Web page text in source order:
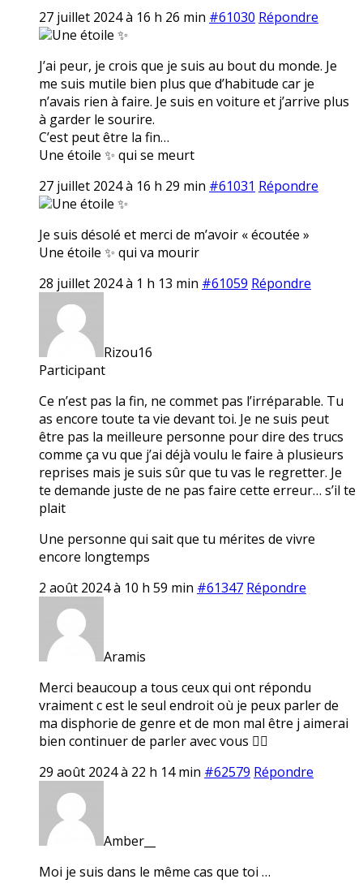
27 juillet 2024 à 16 h 26 min #61030 Répondre
Une étoile ✨
J’ai peur, je crois que je suis au bout du monde. Je
me suis mutile bien plus que d’habitude car je
n’avais rien à faire. Je suis en voiture et j’arrive plus
à garder le sourire.
C’est peut être la fin…
Une étoile ✨ qui se meurt
27 juillet 2024 à 16 h 29 min #61031 Répondre
Une étoile ✨
Je suis désolé et merci de m’avoir « écoutée »
Une étoile ✨ qui va mourir
28 juillet 2024 à 1 h 13 min #61059 Répondre
Rizou16
Participant
Ce n’est pas la fin, ne commet pas l’irréparable. Tu
as encore toute ta vie devant toi. Je ne suis peut
être pas la meilleure personne pour dire des trucs
comme ça vu que j’ai déjà voulu le faire à plusieurs
reprises mais je suis sûr que tu vas le regretter. Je
te demande juste de ne pas faire cette erreur… s’il te
plait
Une personne qui sait que tu mérites de vivre
encore longtemps
2 août 2024 à 10 h 59 min #61347 Répondre
Aramis
Merci beaucoup a tous ceux qui ont répondu
vraiment c est le seul endroit où je peux parler de
ma disphorie de genre et de mon mal être j aimerai
bien continuer de parler avec vous 👍🏼
29 août 2024 à 22 h 14 min #62579 Répondre
Amber__
Moi je suis dans le même cas que toi …